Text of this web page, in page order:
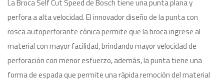
La Broca Self Cut Speed de Bosch tiene una punta plana y
perfora a alta velocidad. El innovador diseño de la punta con
rosca autoperforante cónica permite que la broca ingrese al
material con mayor facilidad, brindando mayor velocidad de
perforación con menor esfuerzo, además, la punta tiene una
forma de espada que permite una rápida remoción del material